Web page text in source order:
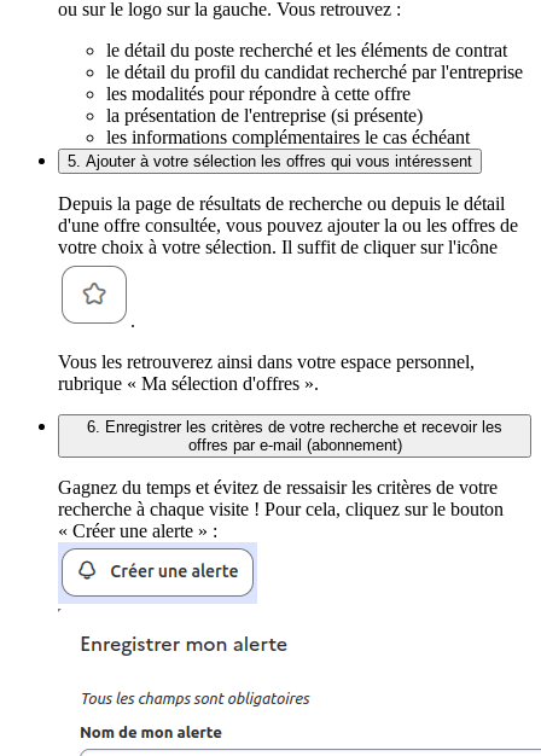
ou sur le logo sur la gauche. Vous retrouvez :
le détail du poste recherché et les éléments de contrat
le détail du profil du candidat recherché par l'entreprise
les modalités pour répondre à cette offre
la présentation de l'entreprise (si présente)
les informations complémentaires le cas échéant
5. Ajouter à votre sélection les offres qui vous intéressent
Depuis la page de résultats de recherche ou depuis le détail
d'une offre consultée, vous pouvez ajouter la ou les offres de
votre choix à votre sélection. Il suffit de cliquer sur l'icône
.
Vous les retrouverez ainsi dans votre espace personnel,
rubrique « Ma sélection d'offres ».
6. Enregistrer les critères de votre recherche et recevoir les
offres par e-mail (abonnement)
Gagnez du temps et évitez de ressaisir les critères de votre
recherche à chaque visite ! Pour cela, cliquez sur le bouton
« Créer une alerte » :